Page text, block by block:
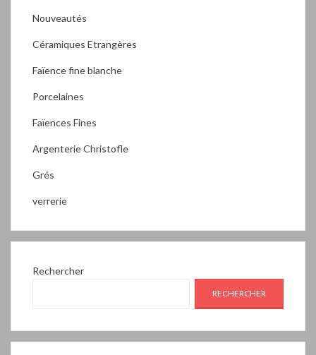
Nouveautés
Céramiques Etrangères
Faïence fine blanche
Porcelaines
Faïences Fines
Argenterie Christofle
Grés
verrerie
Rechercher
RECHERCHER